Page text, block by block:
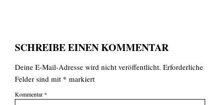
SCHREIBE EINEN KOMMENTAR
Deine E-Mail-Adresse wird nicht veröffentlicht. Erforderliche
Felder sind mit * markiert
Kommentar *